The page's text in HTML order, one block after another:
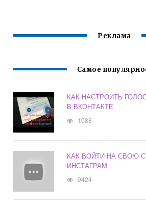
Реклама
Самое
КАК НАСТРОИТЬ
В ВКОНТАКТЕ
1088
КАК ВОЙТИ НА СВОЮ
ИНСТАГРАМ
9424